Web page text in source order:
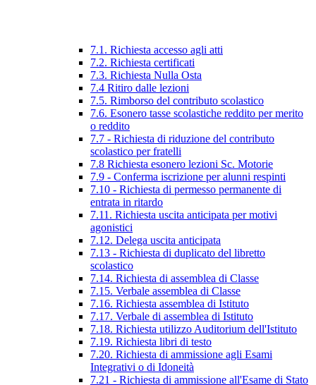
7.1. Richiesta accesso agli atti
7.2. Richiesta certificati
7.3. Richiesta Nulla Osta
7.4 Ritiro dalle lezioni
7.5. Rimborso del contributo scolastico
7.6. Esonero tasse scolastiche reddito per merito
o reddito
7.7 - Richiesta di riduzione del contributo
scolastico per fratelli
7.8 Richiesta esonero lezioni Sc. Motorie
7.9 - Conferma iscrizione per alunni respinti
7.10 - Richiesta di permesso permanente di
entrata in ritardo
7.11. Richiesta uscita anticipata per motivi
agonistici
7.12. Delega uscita anticipata
7.13 - Richiesta di duplicato del libretto
scolastico
7.14. Richiesta di assemblea di Classe
7.15. Verbale assemblea di Classe
7.16. Richiesta assemblea di Istituto
7.17. Verbale di assemblea di Istituto
7.18. Richiesta utilizzo Auditorium dell'Istituto
7.19. Richiesta libri di testo
7.20. Richiesta di ammissione agli Esami
Integrativi o di Idoneità
7.21 - Richiesta di ammissione all'Esame di Stato